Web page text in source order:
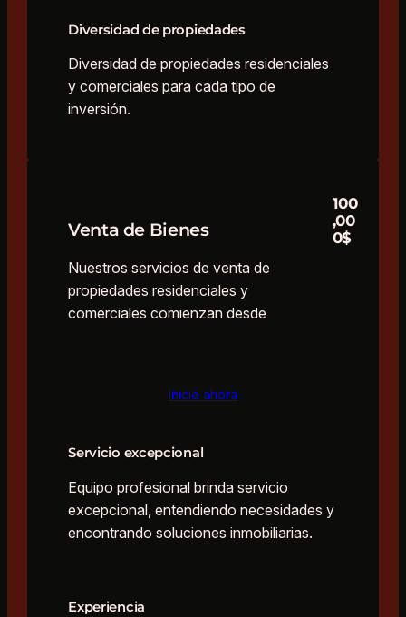
Diversidad de propiedades
Diversidad de propiedades residenciales
y comerciales para cada tipo de
inversión.
Venta de Bienes
Nuestros servicios de venta de
propiedades residenciales y
comerciales comienzan desde
100
,00
0$
Inicie ahora
Servicio excepcional
Equipo profesional brinda servicio
excepcional, entendiendo necesidades y
encontrando soluciones inmobiliarias.
Experiencia